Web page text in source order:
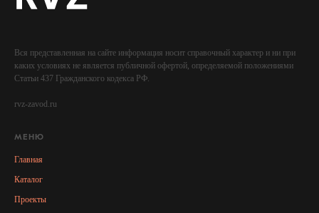
Вся представленная на сайте информация носит справочный характер и ни при
каких условиях не является публичной офертой, определяемой положениями
Статьи 437 Гражданского кодекса РФ.
rvz-zavod.ru
МЕНЮ
Главная
Каталог
Проекты